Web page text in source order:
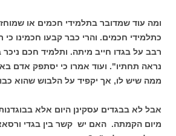
ומה עוד שמדובר בתלמידי חכמים או
כתלמידי חכמים. והרי כבר קבעו חכמינו
רבב על בגדו חייב מיתה. ותלמיד חכם ניכר
נראה תחתיו". ועוד אמרו כי יסתפק אדם
ממה שיש לו, אך יקפיד על הלבוש שהוא
אבל לא בבגדים עסקינן היום אלא
מיום הקמתה. האם יש קשר בין בגדי